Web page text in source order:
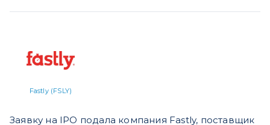
Fastly (FSLY)
Заявку на IPO подала компания Fastly, поставщик